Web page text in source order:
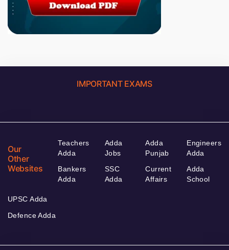
IMPORTANT EXAMS
Our
Other
Websites
Teachers
Adda
Bankers
Adda
Adda
Jobs
SSC
Adda
Adda
Punjab
Current
Affairs
Engineers
Adda
Adda
School
UPSC Adda
Defence Adda